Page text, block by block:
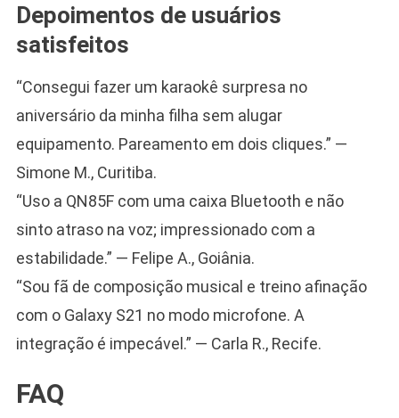
Depoimentos de usuários
satisfeitos
“Consegui fazer um karaokê surpresa no
aniversário da minha filha sem alugar
equipamento. Pareamento em dois cliques.” —
Simone M., Curitiba.
“Uso a QN85F com uma caixa Bluetooth e não
sinto atraso na voz; impressionado com a
estabilidade.” — Felipe A., Goiânia.
“Sou fã de composição musical e treino afinação
com o Galaxy S21 no modo microfone. A
integração é impecável.” — Carla R., Recife.
FAQ